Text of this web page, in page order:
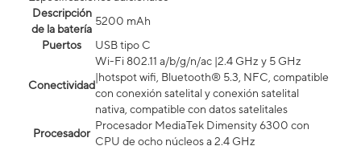
Descripción
de la batería
5200 mAh
Puertos
USB tipo C
Conectividad
Wi-Fi 802.11 a/b/g/n/ac |2.4 GHz y 5 GHz
|hotspot wifi, Bluetooth® 5.3, NFC, compatible
con conexión satelital y conexión satelital
nativa, compatible con datos satelitales
Procesador
Procesador MediaTek Dimensity 6300 con
CPU de ocho núcleos a 2.4 GHz